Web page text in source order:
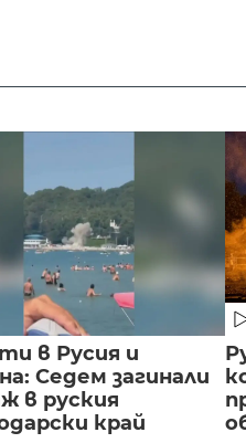
в Русия и
Седем загинали
в руския
край